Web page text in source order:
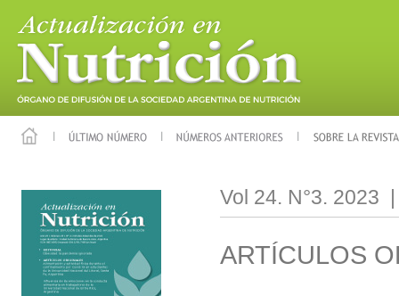
Vol 24. N°3. 2023
ARTÍCULOS